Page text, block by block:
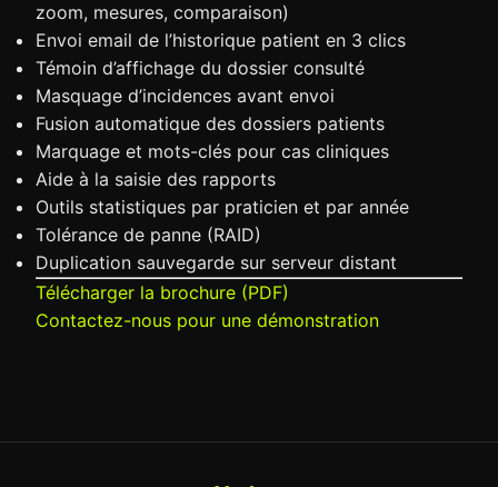
zoom, mesures, comparaison)
Envoi email de l’historique patient en 3 clics
Témoin d’affichage du dossier consulté
Masquage d’incidences avant envoi
Fusion automatique des dossiers patients
Marquage et mots-clés pour cas cliniques
Aide à la saisie des rapports
Outils statistiques par praticien et par année
Tolérance de panne (RAID)
Duplication sauvegarde sur serveur distant
Télécharger la brochure (PDF)
Contactez-nous pour une démonstration